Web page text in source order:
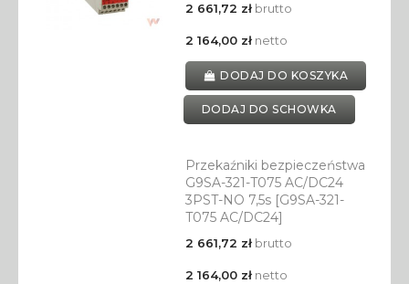
2 661,72 złbrutto
2 164,00 złnetto
DODAJ DO KOSZYKA
DODAJ DO SCHOWKA
Przekaźniki bezpieczeństwa
G9SA-321-T075 AC/DC24
3PST-NO 7,5s [G9SA-321-
T075 AC/DC24]
2 661,72 złbrutto
2 164,00 złnetto